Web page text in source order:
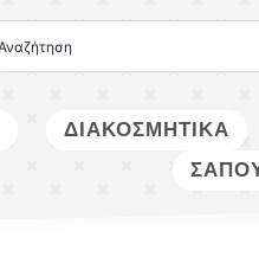
ΔΙΑΚΟΣΜΗΤΙΚΑ